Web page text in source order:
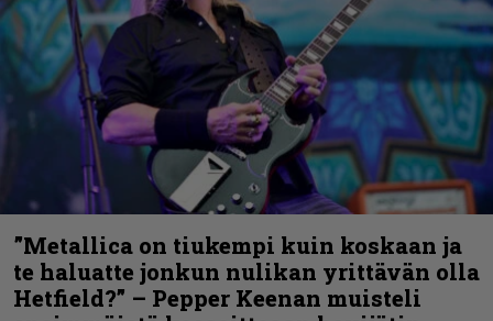
”Metallica on tiukempi kuin koskaan ja
te haluatte jonkun nulikan yrittävän olla
Hetfield?” – Pepper Keenan muisteli